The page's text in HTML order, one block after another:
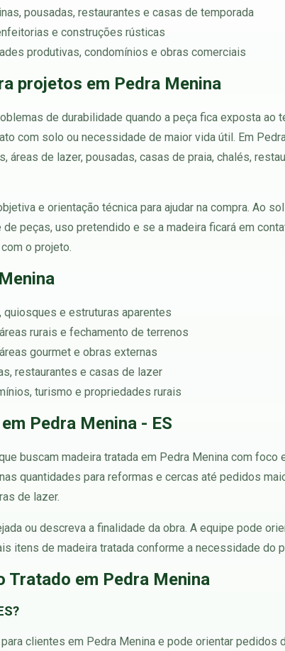
pousadas, restaurantes e casas de temporada
e construções rústicas
produtivas, condomínios e obras comerciais
projetos em Pedra Menina
de durabilidade quando a peça fica exposta ao
com solo ou necessidade de maior vida útil. Em
áreas de lazer, pousadas, casas de praia, chalés,
e orientação técnica para ajudar na compra. Ao
peças, uso pretendido e se a madeira ficará em
o projeto.
e estruturas aparentes
rurais e fechamento de terrenos
gourmet e obras externas
restaurantes e casas de lazer
turismo e propriedades rurais
Pedra Menina - ES
buscam madeira tratada em Pedra Menina com foco
quantidades para reformas e cercas até pedidos
de lazer.
ou descreva a finalidade da obra. A equipe pode
itens de madeira tratada conforme a necessidade do
Tratado em Pedra Menina
clientes em Pedra Menina e pode orientar pedidos